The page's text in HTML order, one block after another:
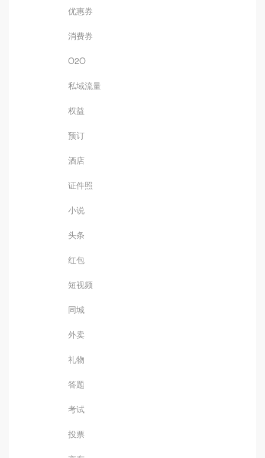
优惠券
消费券
O2O
私域流量
权益
预订
酒店
证件照
小说
头条
红包
短视频
同城
外卖
礼物
答题
考试
投票